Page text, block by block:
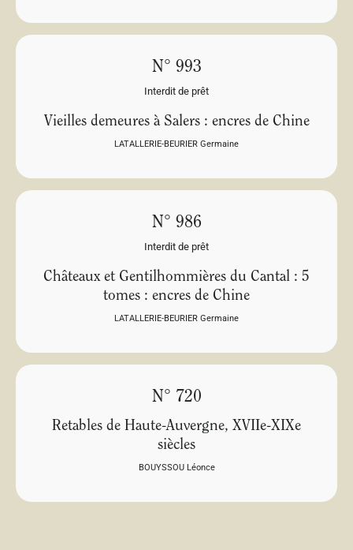
N° 993
Interdit de prêt
Vieilles demeures à Salers : encres de Chine
LATALLERIE-BEURIER Germaine
N° 986
Interdit de prêt
Châteaux et Gentilhommières du Cantal : 5
tomes : encres de Chine
LATALLERIE-BEURIER Germaine
N° 720
Retables de Haute-Auvergne, XVIIe-XIXe
siècles
BOUYSSOU Léonce